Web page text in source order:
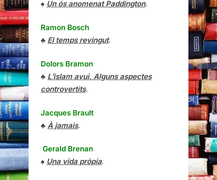
♠ Un ós anomenat Paddington.
Ramon Bosch
♣ El temps revingut.
Dolors Bramon
♣ L’islam avui. Alguns aspectes
controvertits.
Jacques Brault
♣ À jamais.
Gerald Brenan
♠ Una vida pròpia.